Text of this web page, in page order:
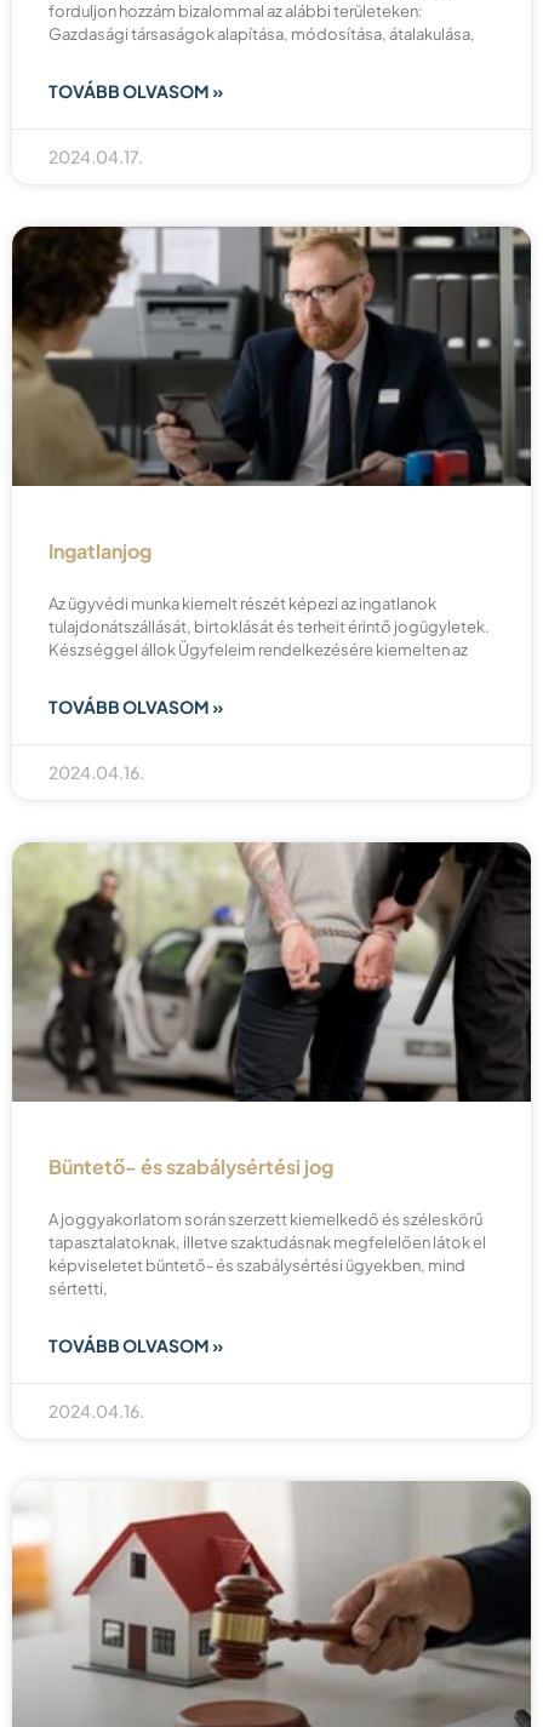
forduljon hozzám bizalommal az alábbi területeken:
Gazdasági társaságok alapítása, módosítása, átalakulása,
TOVÁBB OLVASOM »
2024.04.17.
Ingatlanjog
Az ügyvédi munka kiemelt részét képezi az ingatlanok
tulajdonátszállását, birtoklását és terheit érintő jogügyletek.
Készséggel állok Ügyfeleim rendelkezésére kiemelten az
TOVÁBB OLVASOM »
2024.04.16.
Büntető- és szabálysértési jog
A joggyakorlatom során szerzett kiemelkedő és széleskörű
tapasztalatoknak, illetve szaktudásnak megfelelően látok el
képviseletet büntető- és szabálysértési ügyekben, mind
sértetti,
TOVÁBB OLVASOM »
2024.04.16.